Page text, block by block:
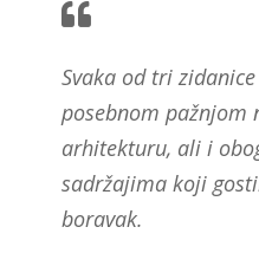
Svaka od tri
posebnom pažnjom
arhitekturu, ali i
sadržajima koji
boravak.